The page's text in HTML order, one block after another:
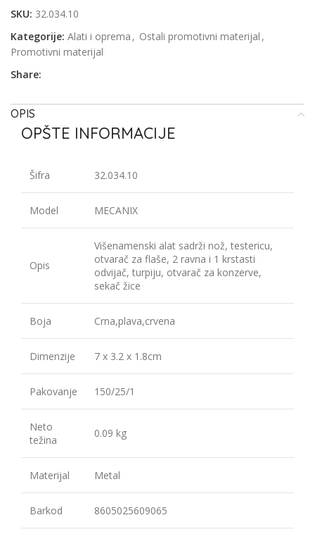
SKU: 32.034.10
Kategorije: Alati i oprema , Ostali promotivni materijal ,
Promotivni materijal
Share:
OPIS
OPŠTE INFORMACIJE
Šifra 32.034.10
Model MECANIX
Opis
Višenamenski alat sadrži nož, testericu,
otvarač za flaše, 2 ravna i 1 krstasti
odvijač, turpiju, otvarač za konzerve,
sekač žice
Boja Crna,plava,crvena
Dimenzije 7 x 3.2 x 1.8cm
Pakovanje 150/25/1
Neto
težina
0.09 kg
Materijal Metal
Barkod 8605025609065